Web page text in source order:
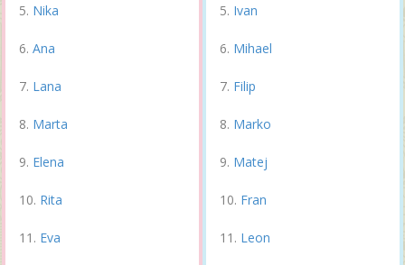
Nika
Ana
Lana
Marta
Elena
Rita
Eva
Ivan
Mihael
Filip
Marko
Matej
Fran
Leon